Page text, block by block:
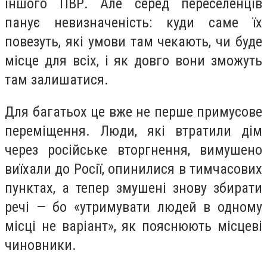
іншого ПВР. Але серед переселенців
панує невизначеність: куди саме їх
повезуть, які умови там чекають, чи буде
місце для всіх, і як довго вони зможуть
там залишатися.
Для багатьох це вже не перше примусове
переміщення. Люди, які втратили дім
через російське вторгнення, вимушено
виїхали до Росії, опинилися в тимчасових
пунктах, а тепер змушені знову збирати
речі — бо «утримувати людей в одному
місці не варіант», як пояснюють місцеві
чиновники.